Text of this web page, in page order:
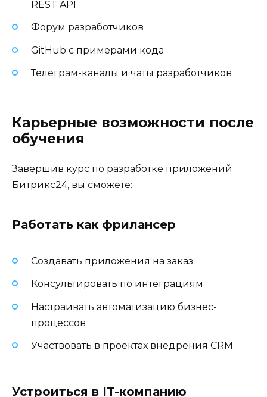
REST API
Форум разработчиков
GitHub с примерами кода
Телеграм-каналы и чаты разработчиков
Карьерные возможности после
обучения
Завершив курс по разработке приложений
Битрикс24, вы сможете:
Работать как фрилансер
Создавать приложения на заказ
Консультировать по интеграциям
Настраивать автоматизацию бизнес-
процессов
Участвовать в проектах внедрения CRM
Устроиться в IT-компанию